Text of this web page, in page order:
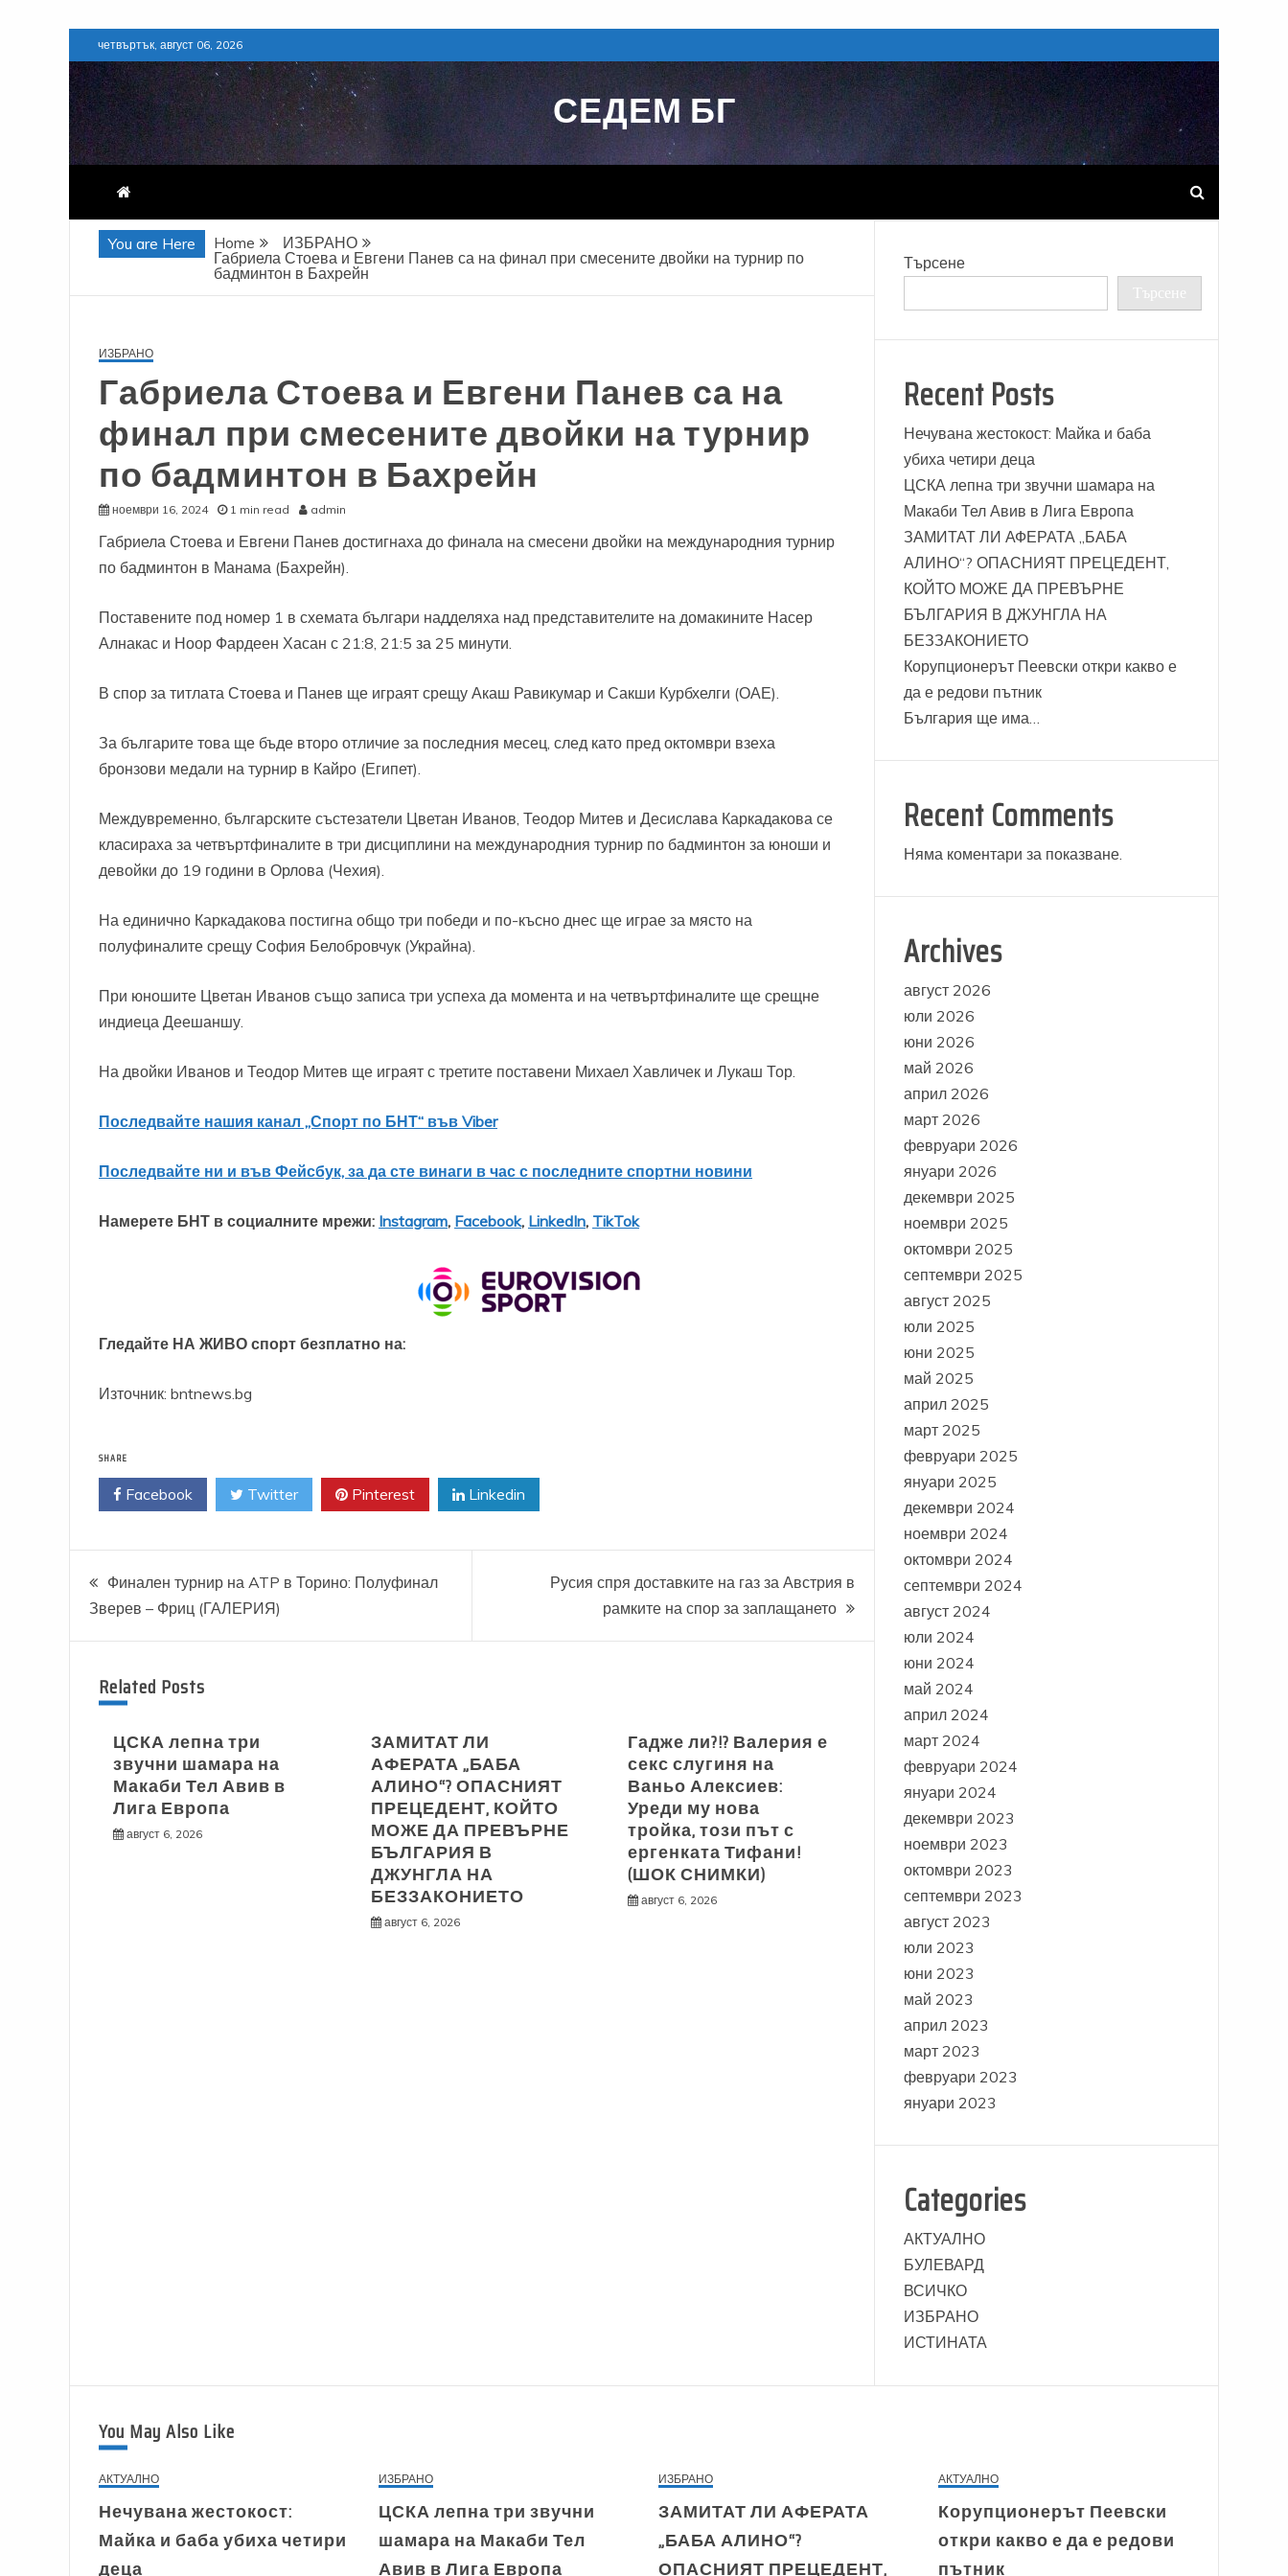
to
content
четвъртък, август 06, 2026
СЕДЕМ БГ
You are Here Home
ИЗБРАНО
Габриела Стоева и Евгени Панев са на финал при смесените двойки на турнир по
бадминтон в Бахрейн
ИЗБРАНО
Габриела Стоева и Евгени Панев са на
финал при смесените двойки на турнир
по бадминтон в Бахрейн
ноември 16, 2024 1 min read admin
Габриела Стоева и Евгени Панев достигнаха до финала на смесени двойки на международния турнир
по бадминтон в Манама (Бахрейн).
Поставените под номер 1 в схемата българи надделяха над представителите на домакините Насер
Алнакас и Ноор Фардеен Хасан с 21:8, 21:5 за 25 минути.
В спор за титлата Стоева и Панев ще играят срещу Акаш Равикумар и Сакши Курбхелги (ОАЕ).
За българите това ще бъде второ отличие за последния месец, след като пред октомври взеха
бронзови медали на турнир в Кайро (Египет).
Междувременно, българските състезатели Цветан Иванов, Теодор Митев и Десислава Каркадакова се
класираха за четвъртфиналите в три дисциплини на международния турнир по бадминтон за юноши и
девойки до 19 години в Орлова (Чехия).
На единично Каркадакова постигна общо три победи и по-късно днес ще играе за място на
полуфиналите срещу София Белобровчук (Украйна).
При юношите Цветан Иванов също записа три успеха да момента и на четвъртфиналите ще срещне
индиеца Деешаншу.
На двойки Иванов и Теодор Митев ще играят с третите поставени Михаел Хавличек и Лукаш Тор.
Последвайте нашия канал „Спорт по БНТ“ във Viber
Последвайте ни и във Фейсбук, за да сте винаги в час с последните спортни новини
Намерете БНТ в социалните мрежи: Instagram, Facebook, LinkedIn, TikTok
Гледайте НА ЖИВО спорт безплатно на:
Източник: bntnews.bg
SHARE
Facebook Twitter Pinterest Linkedin
Навигация
Финален турнир на ATP в Торино: Полуфинал
Зверев – Фриц (ГАЛЕРИЯ)
Русия спря доставките на газ за Австрия в
рамките на спор за заплащането
Related Posts
ЦСКА лепна три
звучни шамара на
Макаби Тел Авив в
Лига Европа
август 6, 2026
ЗАМИТАТ ЛИ
АФЕРАТА „БАБА
АЛИНО“? ОПАСНИЯТ
ПРЕЦЕДЕНТ, КОЙТО
МОЖЕ ДА ПРЕВЪРНЕ
БЪЛГАРИЯ В
ДЖУНГЛА НА
БЕЗЗАКОНИЕТО
август 6, 2026
Гадже ли?!? Валерия е
секс слугиня на
Ваньо Алексиев:
Уреди му нова
тройка, този път с
ергенката Тифани!
(ШОК СНИМКИ)
август 6, 2026
Търсене
Търсене
Recent Posts
Нечувана жестокост: Майка и баба
убиха четири деца
ЦСКА лепна три звучни шамара на
Макаби Тел Авив в Лига Европа
ЗАМИТАТ ЛИ АФЕРАТА „БАБА
АЛИНО“? ОПАСНИЯТ ПРЕЦЕДЕНТ,
КОЙТО МОЖЕ ДА ПРЕВЪРНЕ
БЪЛГАРИЯ В ДЖУНГЛА НА
БЕЗЗАКОНИЕТО
Корупционерът Пеевски откри какво е
да е редови пътник
България ще има…
Recent Comments
Няма коментари за показване.
Archives
август 2026
юли 2026
юни 2026
май 2026
април 2026
март 2026
февруари 2026
януари 2026
декември 2025
ноември 2025
октомври 2025
септември 2025
август 2025
юли 2025
юни 2025
май 2025
април 2025
март 2025
февруари 2025
януари 2025
декември 2024
ноември 2024
октомври 2024
септември 2024
август 2024
юли 2024
юни 2024
май 2024
април 2024
март 2024
февруари 2024
януари 2024
декември 2023
ноември 2023
октомври 2023
септември 2023
август 2023
юли 2023
юни 2023
май 2023
април 2023
март 2023
февруари 2023
януари 2023
Categories
АКТУАЛНО
БУЛЕВАРД
ВСИЧКО
ИЗБРАНО
ИСТИНАТА
You May Also Like
АКТУАЛНО
Нечувана жестокост:
Майка и баба убиха четири
деца
ИЗБРАНО
ЦСКА лепна три звучни
шамара на Макаби Тел
Авив в Лига Европа
ИЗБРАНО
ЗАМИТАТ ЛИ АФЕРАТА
„БАБА АЛИНО“?
ОПАСНИЯТ ПРЕЦЕДЕНТ,
АКТУАЛНО
Корупционерът Пеевски
откри какво е да е редови
пътник